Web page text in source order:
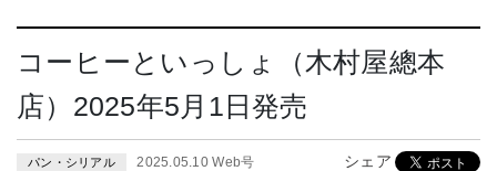
コーヒーといっしょ（木村屋總本
店）2025年5月1日発売
パン・シリアル 2025.05.10 Web号 シェア